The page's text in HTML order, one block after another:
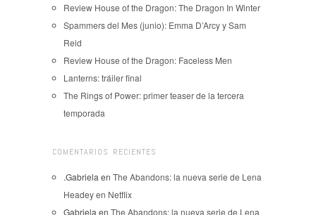
Review House of the Dragon: The Dragon In Winter
Spammers del Mes (junio): Emma D’Arcy y Sam
Reid
Review House of the Dragon: Faceless Men
Lanterns: tráiler final
The Rings of Power: primer teaser de la tercera
temporada
COMENTARIOS RECIENTES
.Gabriela en The Abandons: la nueva serie de Lena
Headey en Netflix
Gabriela en The Abandons: la nueva serie de Lena